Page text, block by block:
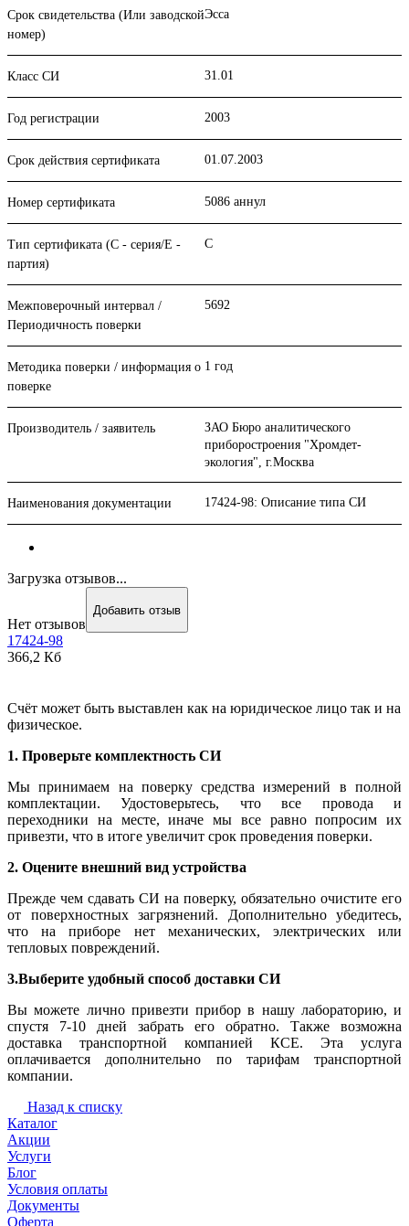
Срок свидетельства (Или заводской
номер)
Эсса
Класс СИ 31.01
Год регистрации 2003
Срок действия сертификата 01.07.2003
Номер сертификата 5086 аннул
Тип сертификата (C - серия/E -
партия)
С
Межповерочный интервал /
Периодичность поверки
5692
Методика поверки / информация о
поверке
1 год
Производитель / заявитель
ЗАО Бюро аналитического
приборостроения "Хромдет-
экология", г.Москва
Наименования документации 17424-98: Описание типа СИ
Загрузка отзывов...
Нет отзывов
Добавить отзыв
17424-98
366,2 Кб
Счёт может быть выставлен как на юридическое лицо так и на
физическое.
1. Проверьте комплектность СИ
Мы принимаем на поверку средства измерений в полной
комплектации. Удостоверьтесь, что все провода и
переходники на месте, иначе мы все равно попросим их
привезти, что в итоге увеличит срок проведения поверки.
2. Оцените внешний вид устройства
Прежде чем сдавать СИ на поверку, обязательно очистите его
от поверхностных загрязнений. Дополнительно убедитесь,
что на приборе нет механических, электрических или
тепловых повреждений.
3.Выберите удобный способ доставки СИ
Вы можете лично привезти прибор в нашу лабораторию, и
спустя 7-10 дней забрать его обратно. Также возможна
доставка транспортной компанией КСЕ. Эта услуга
оплачивается дополнительно по тарифам транспортной
компании.
Назад к списку
Каталог
Акции
Услуги
Блог
Условия оплаты
Документы
Оферта